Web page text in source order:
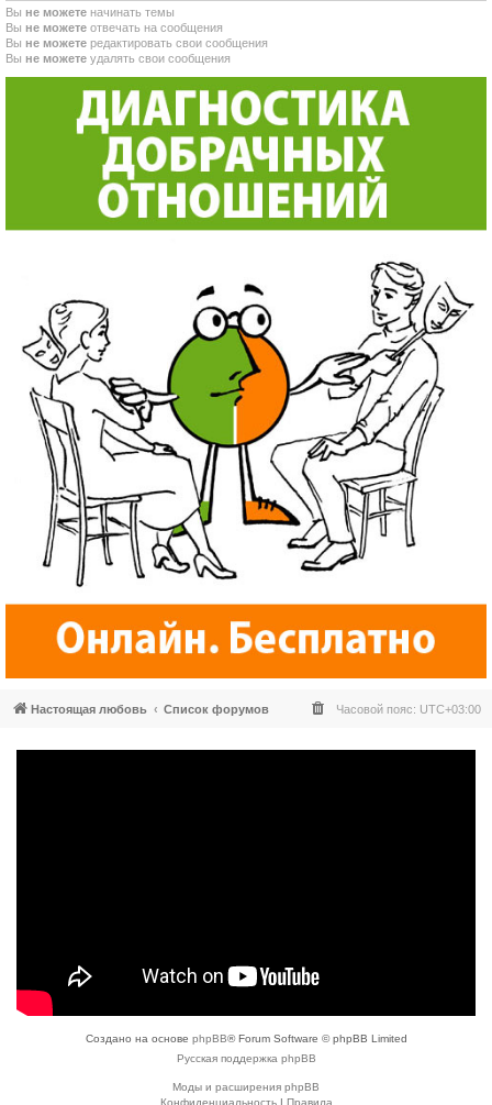
Вы не можете начинать темы
Вы не можете отвечать на сообщения
Вы не можете редактировать свои сообщения
Вы не можете удалять свои сообщения
Настоящая любовь Список форумов Часовой пояс: UTC+03:00
Создано на основе phpBB® Forum Software © phpBB Limited
Русская поддержка phpBB
Моды и расширения phpBB
Конфиденциальность| Правила